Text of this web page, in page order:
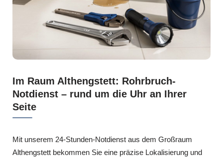
Im Raum Althengstett: Rohrbruch-
Notdienst – rund um die Uhr an Ihrer
Seite
Mit unserem 24-Stunden-Notdienst aus dem Großraum
Althengstett bekommen Sie eine präzise Lokalisierung und